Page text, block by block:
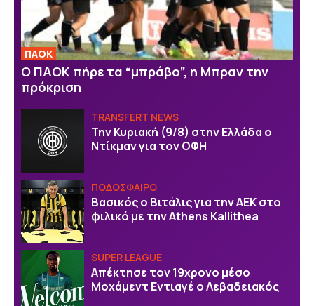
ΠΑΟΚ
Ο ΠΑΟΚ πήρε τα “μπράβο”, η Μπραν την
πρόκριση
TRANSFERT NEWS
Την Κυριακή (9/8) στην Ελλάδα ο
Ντίκμαν για τον ΟΦΗ
ΠΟΔΟΣΦΑΙΡΟ
Βασικός ο Βιτάλις για την ΑΕΚ στο
φιλικό με την Athens Kallithea
SUPER LEAGUE
Απέκτησε τον 19χρονο μέσο
Μοχάμεντ Εντιαγέ ο Λεβαδειακός